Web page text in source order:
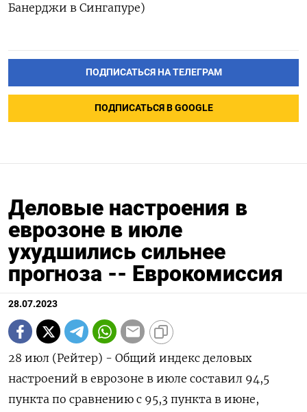
Банерджи в Сингапуре)
ПОДПИСАТЬСЯ НА ТЕЛЕГРАМ
ПОДПИСАТЬСЯ В GOOGLE
Деловые настроения в
еврозоне в июле
ухудшились сильнее
прогноза -- Еврокомиссия
28.07.2023
28 июл (Рейтер) - Общий индекс деловых
настроений в еврозоне в июле составил 94,5
пункта по сравнению с 95,3 пункта в июне,